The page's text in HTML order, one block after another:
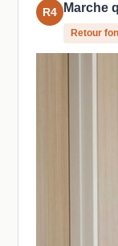
R4 Marche
Retour